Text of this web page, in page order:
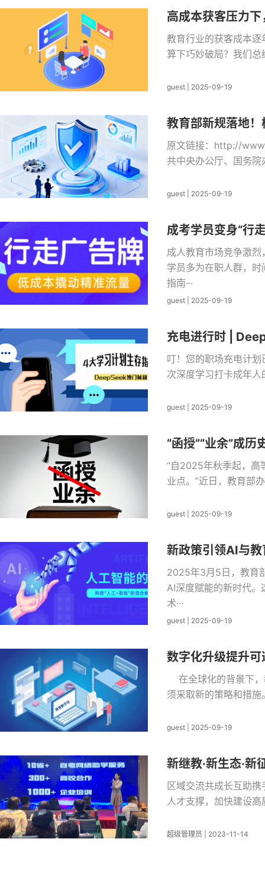
高成本获客压力
教育行业的获客成本逐
算下巧妙破局？我们总
guest 2025-09-19
教育部新规落地
原文链接：http://
共中央办公厅、国务院
guest 2025-09-19
成考学员变身“行
成人教育市场竞争激
学员多为在职人群，时
指南···
guest 2025-09-19
充电进行时 |
叮！您的职场充电计
次深度学习打卡成年
guest 2025-09-19
“函授”“业余”成
“自2025年秋季起，高
业点。”近日，教育部
guest 2025-09-19
新政策引领AI与
2025年3月5日，教育
AI深度赋能的新时代
术···
guest 2025-09-19
数字化升级提升
在全球化的背景下，
须采取新的策略和措施
guest 2025-09-19
新继教·新生态·
区域交流共成长互助
人才支撑，加快建设高
超级管理员 2023-11-14